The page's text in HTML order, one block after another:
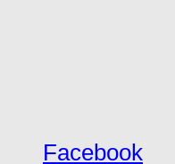
Facebook